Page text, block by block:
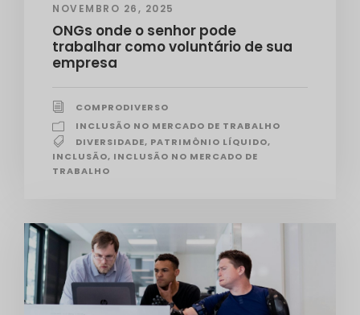
NOVEMBRO 26, 2025
ONGs onde o senhor pode
trabalhar como voluntário de sua
empresa
COMPRODIVERSO
INCLUSÃO NO MERCADO DE TRABALHO
DIVERSIDADE, PATRIMÔNIO LÍQUIDO,
INCLUSÃO, INCLUSÃO NO MERCADO DE
TRABALHO